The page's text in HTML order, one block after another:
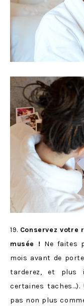
19. Conservez votre
musée ! Ne faites
mois avant de
tarderez, et plus
certaines taches…).
pas non plus